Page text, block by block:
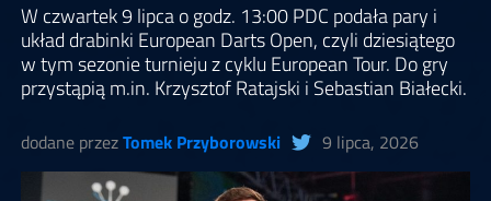
W czwartek 9 lipca o godz. 13:00 PDC podała pary i
układ drabinki European Darts Open, czyli dziesiątego
w tym sezonie turnieju z cyklu European Tour. Do gry
przystąpią m.in. Krzysztof Ratajski i Sebastian Białecki.
dodane przezTomek Przyborowski 9 lipca, 2026